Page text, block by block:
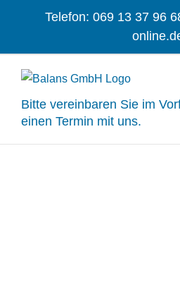
Telefon: 069 13 37 96
Bitte vereinbaren Sie im
einen Termin mit uns.